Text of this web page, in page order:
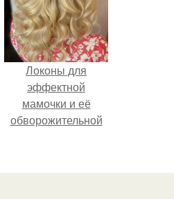
Локоны для
эффектной
мамочки и её
обворожительной